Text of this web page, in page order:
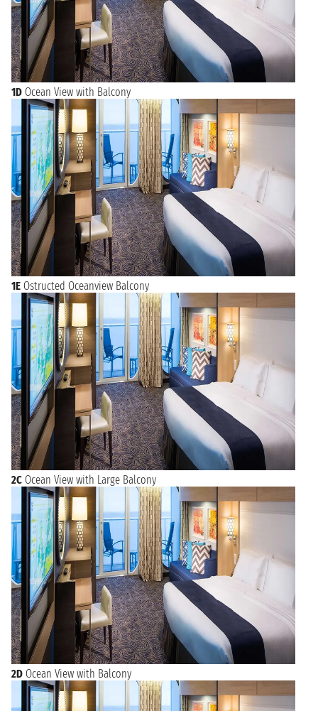
1D Ocean View with Balcony
1E Ostructed Oceanview Balcony
2C Ocean View with Large Balcony
2D Ocean View with Balcony